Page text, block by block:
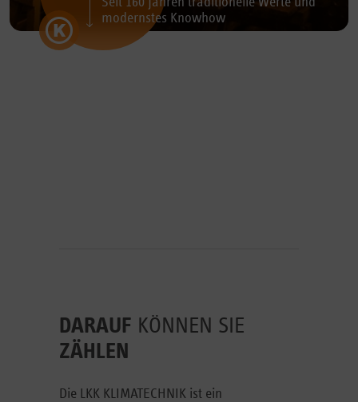
modernstes Knowhow
DARAUF KÖNNEN SIE
ZÄHLEN
Die LKK KLIMATECHNIK ist ein